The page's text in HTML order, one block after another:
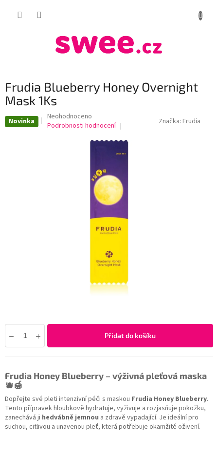
Frudia Blueberry Honey Overnight
Mask 1Ks
Novinka
Průměrné
hodnocení
Neohodnoceno
Podrobnosti hodnocení
Značka: Frudia
Přidat do košíku
Frudia Honey Blueberry – výživná pleťová maska
🫐🍯
Dopřejte své pleti intenzivní péči s maskou Frudia Honey Blueberry.
Tento přípravek hloubkově hydratuje, vyživuje a rozjasňuje pokožku,
zanechává ji hedvábně jemnou a zdravě vypadající. Je ideální pro
suchou, citlivou a unavenou pleť, která potřebuje okamžité oživení.